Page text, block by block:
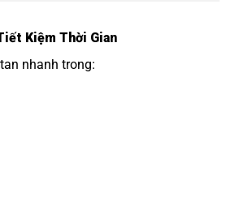
Kiệm Thời Gian
nhanh trong: